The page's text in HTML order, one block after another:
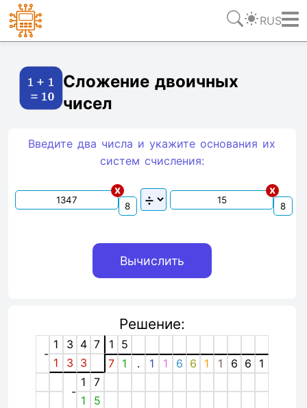
RUS
Сложение двоичных
чисел
Введите два числа и укажите основания их
систем счиcления:
x x
Решение:
-
1 3 4 7 1
5
1
3 3 7 1 . 1 1 6 6 1 1 6 6 1
-
1
7
1
5